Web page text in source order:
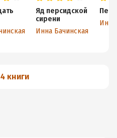
Яд персидской
сирени
Инна Бачинская
Инна
книги